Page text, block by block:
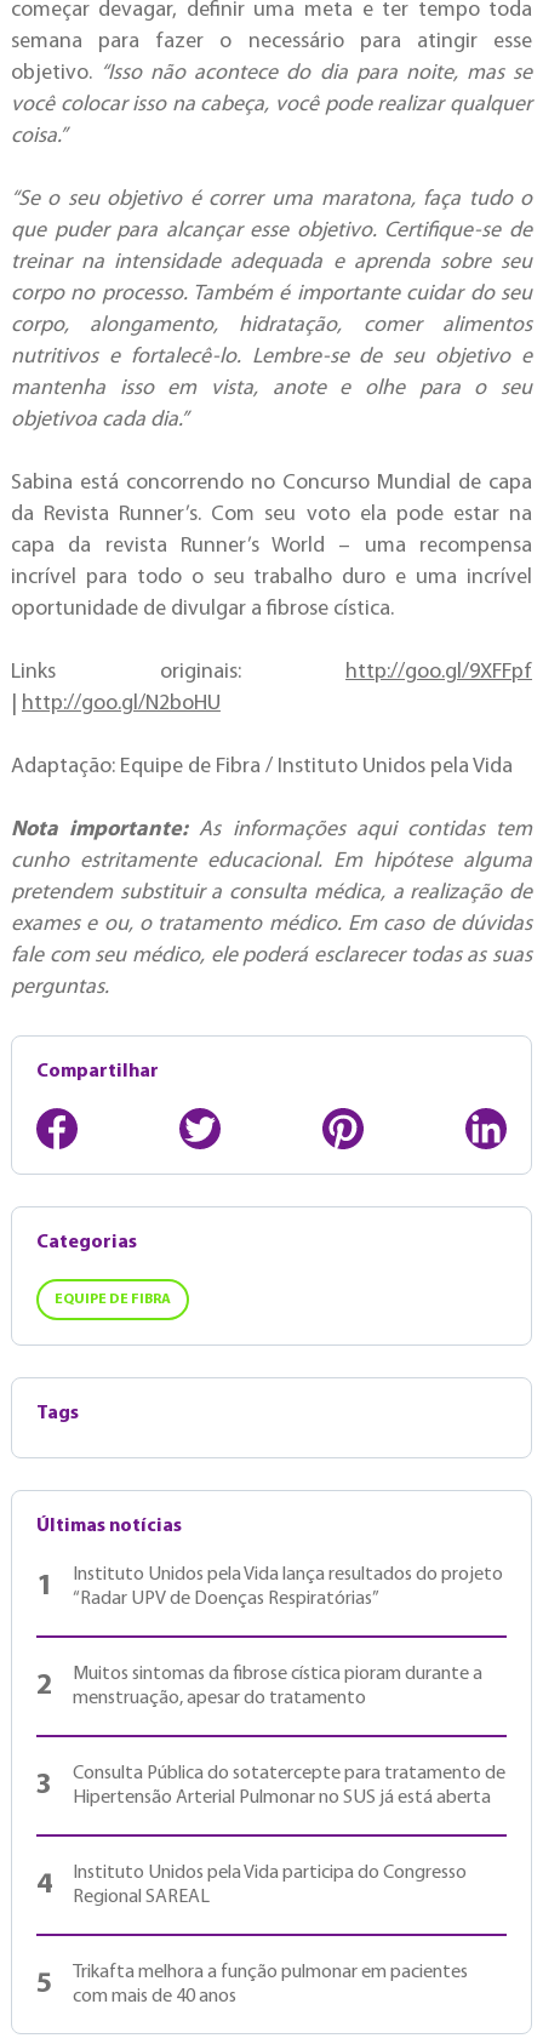
começar devagar, definir uma meta e ter tempo toda
semana para fazer o necessário para atingir esse
objetivo. “Isso não acontece do dia para noite, mas se
você colocar isso na cabeça, você pode realizar qualquer
coisa.”
“Se o seu objetivo é correr uma maratona, faça tudo o
que puder para alcançar esse objetivo. Certifique-se de
treinar na intensidade adequada e aprenda sobre seu
corpo no processo. Também é importante cuidar do seu
corpo, alongamento, hidratação, comer alimentos
nutritivos e fortalecê-lo. Lembre-se de seu objetivo e
mantenha isso em vista, anote e olhe para o seu
objetivoa cada dia.”
Sabina está concorrendo no Concurso Mundial de capa
da Revista Runner’s. Com seu voto ela pode estar na
capa da revista Runner’s World – uma recompensa
incrível para todo o seu trabalho duro e uma incrível
oportunidade de divulgar a fibrose cística.
Links originais: http://goo.gl/9XFFpf
http://goo.gl/N2boHU
Adaptação: Equipe de Fibra / Instituto Unidos pela Vida
Nota importante:As informações aqui contidas tem
cunho estritamente educacional. Em hipótese alguma
pretendem substituir a consulta médica, a realização de
exames e ou, o tratamento médico. Em caso de dúvidas
fale com seu médico, ele poderá esclarecer todas as suas
perguntas.
Compartilhar
Categorias
EQUIPE DE FIBRA
Tags
Últimas notícias
1
Instituto Unidos pela Vida lança resultados do projeto
“Radar UPV de Doenças Respiratórias”
2
Muitos sintomas da fibrose cística pioram durante a
menstruação, apesar do tratamento
3
Consulta Pública do sotatercepte para tratamento de
Hipertensão Arterial Pulmonar no SUS já está aberta
4
Instituto Unidos pela Vida participa do Congresso
Regional SAREAL
5
Trikafta melhora a função pulmonar em pacientes
com mais de 40 anos